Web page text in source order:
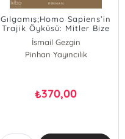
Gılgamış;Homo Sapiens’in
Trajik Öyküsü: Mitler Bize
Ne Anlatır?
İsmail Gezgin
Pinhan Yayıncılık
₺370,00